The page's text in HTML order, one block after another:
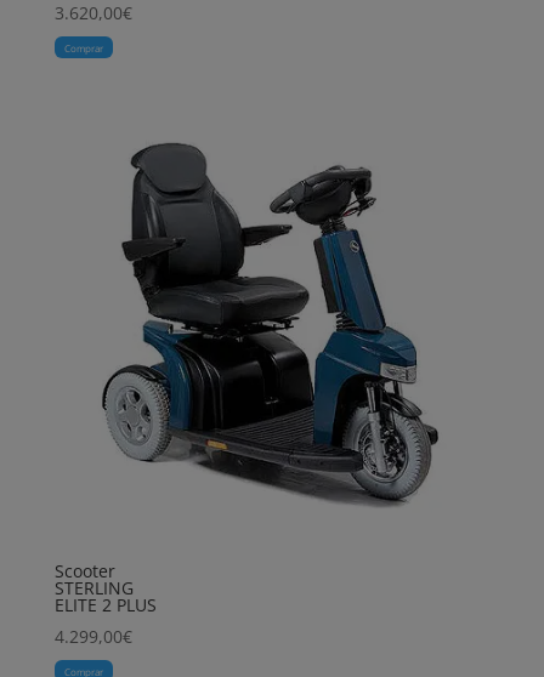
3.620,00€
Comprar
Scooter
STERLING
ELITE 2 PLUS
4.299,00€
Comprar